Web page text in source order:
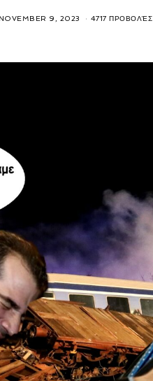
NOVEMBER 9, 2023 4717 ΠΡΟΒΟΛΈΣ